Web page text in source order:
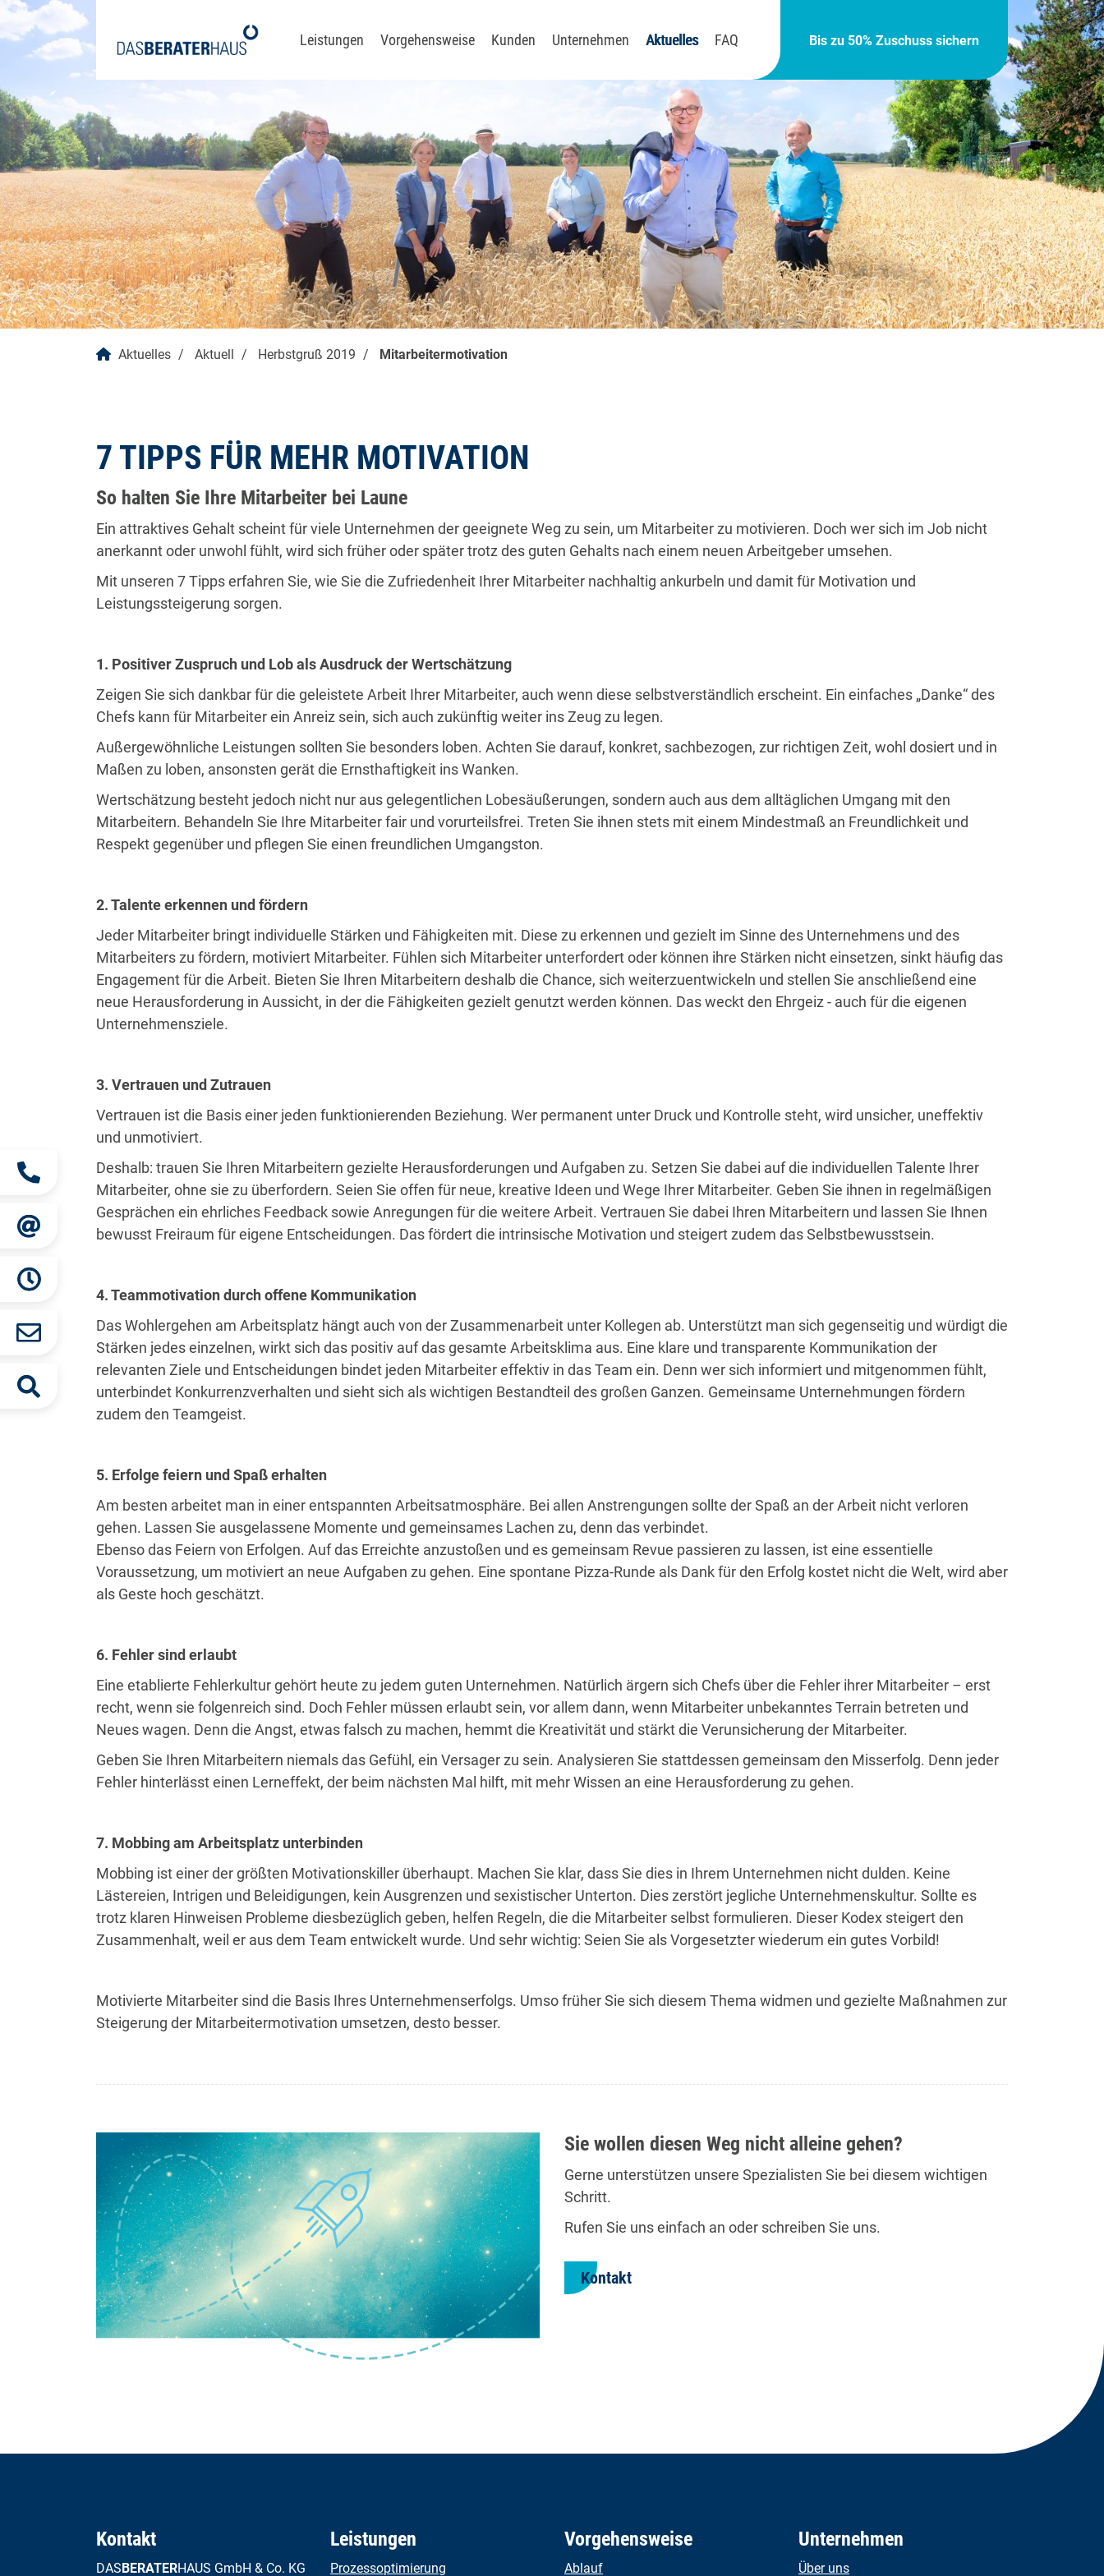
Leistungen
Prozessdigitalisierung
Organisationsentwicklung
Strategie
Vergütungssysteme
Klimaneutralität
Vorgehensweise Kunden Unternehmen Aktuelles FAQ Bis zu 50% Zuschuss sichern
Aktuelles Aktuell Herbstgruß 2019 Mitarbeitermotivation
7 TIPPS FÜR MEHR MOTIVATION
So halten Sie Ihre Mitarbeiter bei Laune
Ein attraktives Gehalt scheint für viele Unternehmen der geeignete Weg zu sein, um Mitarbeiter zu motivieren. Doch wer sich im Job nicht
anerkannt oder unwohl fühlt, wird sich früher oder später trotz des guten Gehalts nach einem neuen Arbeitgeber umsehen.
Mit unseren 7 Tipps erfahren Sie, wie Sie die Zufriedenheit Ihrer Mitarbeiter nachhaltig ankurbeln und damit für Motivation und
Leistungssteigerung sorgen.
1. Positiver Zuspruch und Lob als Ausdruck der Wertschätzung
Zeigen Sie sich dankbar für die geleistete Arbeit Ihrer Mitarbeiter, auch wenn diese selbstverständlich erscheint. Ein einfaches „Danke“ des
Chefs kann für Mitarbeiter ein Anreiz sein, sich auch zukünftig weiter ins Zeug zu legen.
Außergewöhnliche Leistungen sollten Sie besonders loben. Achten Sie darauf, konkret, sachbezogen, zur richtigen Zeit, wohl dosiert und in
Maßen zu loben, ansonsten gerät die Ernsthaftigkeit ins Wanken.
Wertschätzung besteht jedoch nicht nur aus gelegentlichen Lobesäußerungen, sondern auch aus dem alltäglichen Umgang mit den
Mitarbeitern. Behandeln Sie Ihre Mitarbeiter fair und vorurteilsfrei. Treten Sie ihnen stets mit einem Mindestmaß an Freundlichkeit und
Respekt gegenüber und pflegen Sie einen freundlichen Umgangston.
2. Talente erkennen und fördern
Jeder Mitarbeiter bringt individuelle Stärken und Fähigkeiten mit. Diese zu erkennen und gezielt im Sinne des Unternehmens und des
Mitarbeiters zu fördern, motiviert Mitarbeiter. Fühlen sich Mitarbeiter unterfordert oder können ihre Stärken nicht einsetzen, sinkt häufig das
Engagement für die Arbeit. Bieten Sie Ihren Mitarbeitern deshalb die Chance, sich weiterzuentwickeln und stellen Sie anschließend eine
neue Herausforderung in Aussicht, in der die Fähigkeiten gezielt genutzt werden können. Das weckt den Ehrgeiz - auch für die eigenen
Unternehmensziele.
3. Vertrauen und Zutrauen
Vertrauen ist die Basis einer jeden funktionierenden Beziehung. Wer permanent unter Druck und Kontrolle steht, wird unsicher, uneffektiv
und unmotiviert.
Deshalb: trauen Sie Ihren Mitarbeitern gezielte Herausforderungen und Aufgaben zu. Setzen Sie dabei auf die individuellen Talente Ihrer
Mitarbeiter, ohne sie zu überfordern. Seien Sie offen für neue, kreative Ideen und Wege Ihrer Mitarbeiter. Geben Sie ihnen in regelmäßigen
Gesprächen ein ehrliches Feedback sowie Anregungen für die weitere Arbeit. Vertrauen Sie dabei Ihren Mitarbeitern und lassen Sie Ihnen
bewusst Freiraum für eigene Entscheidungen. Das fördert die intrinsische Motivation und steigert zudem das Selbstbewusstsein.
4. Teammotivation durch offene Kommunikation
Das Wohlergehen am Arbeitsplatz hängt auch von der Zusammenarbeit unter Kollegen ab. Unterstützt man sich gegenseitig und würdigt die
Stärken jedes einzelnen, wirkt sich das positiv auf das gesamte Arbeitsklima aus. Eine klare und transparente Kommunikation der
relevanten Ziele und Entscheidungen bindet jeden Mitarbeiter effektiv in das Team ein. Denn wer sich informiert und mitgenommen fühlt,
unterbindet Konkurrenzverhalten und sieht sich als wichtigen Bestandteil des großen Ganzen. Gemeinsame Unternehmungen fördern
zudem den Teamgeist.
5. Erfolge feiern und Spaß erhalten
Am besten arbeitet man in einer entspannten Arbeitsatmosphäre. Bei allen Anstrengungen sollte der Spaß an der Arbeit nicht verloren
gehen. Lassen Sie ausgelassene Momente und gemeinsames Lachen zu, denn das verbindet.
Ebenso das Feiern von Erfolgen. Auf das Erreichte anzustoßen und es gemeinsam Revue passieren zu lassen, ist eine essentielle
Voraussetzung, um motiviert an neue Aufgaben zu gehen. Eine spontane Pizza-Runde als Dank für den Erfolg kostet nicht die Welt, wird aber
als Geste hoch geschätzt.
6. Fehler sind erlaubt
Eine etablierte Fehlerkultur gehört heute zu jedem guten Unternehmen. Natürlich ärgern sich Chefs über die Fehler ihrer Mitarbeiter – erst
recht, wenn sie folgenreich sind. Doch Fehler müssen erlaubt sein, vor allem dann, wenn Mitarbeiter unbekanntes Terrain betreten und
Neues wagen. Denn die Angst, etwas falsch zu machen, hemmt die Kreativität und stärkt die Verunsicherung der Mitarbeiter.
Geben Sie Ihren Mitarbeitern niemals das Gefühl, ein Versager zu sein. Analysieren Sie stattdessen gemeinsam den Misserfolg. Denn jeder
Fehler hinterlässt einen Lerneffekt, der beim nächsten Mal hilft, mit mehr Wissen an eine Herausforderung zu gehen.
7. Mobbing am Arbeitsplatz unterbinden
Mobbing ist einer der größten Motivationskiller überhaupt. Machen Sie klar, dass Sie dies in Ihrem Unternehmen nicht dulden. Keine
Lästereien, Intrigen und Beleidigungen, kein Ausgrenzen und sexistischer Unterton. Dies zerstört jegliche Unternehmenskultur. Sollte es
trotz klaren Hinweisen Probleme diesbezüglich geben, helfen Regeln, die die Mitarbeiter selbst formulieren. Dieser Kodex steigert den
Zusammenhalt, weil er aus dem Team entwickelt wurde. Und sehr wichtig: Seien Sie als Vorgesetzter wiederum ein gutes Vorbild!
Motivierte Mitarbeiter sind die Basis Ihres Unternehmenserfolgs. Umso früher Sie sich diesem Thema widmen und gezielte Maßnahmen zur
Steigerung der Mitarbeitermotivation umsetzen, desto besser.
Sie wollen diesen Weg nicht alleine gehen?
Gerne unterstützen unsere Spezialisten Sie bei diesem wichtigen
Schritt.
Rufen Sie uns einfach an oder schreiben Sie uns.
Kontakt
Kontakt
DASBERATERHAUS GmbH & Co. KG
Leistungen
Prozessoptimierung
Vorgehensweise
Ablauf
Unternehmen
Über uns